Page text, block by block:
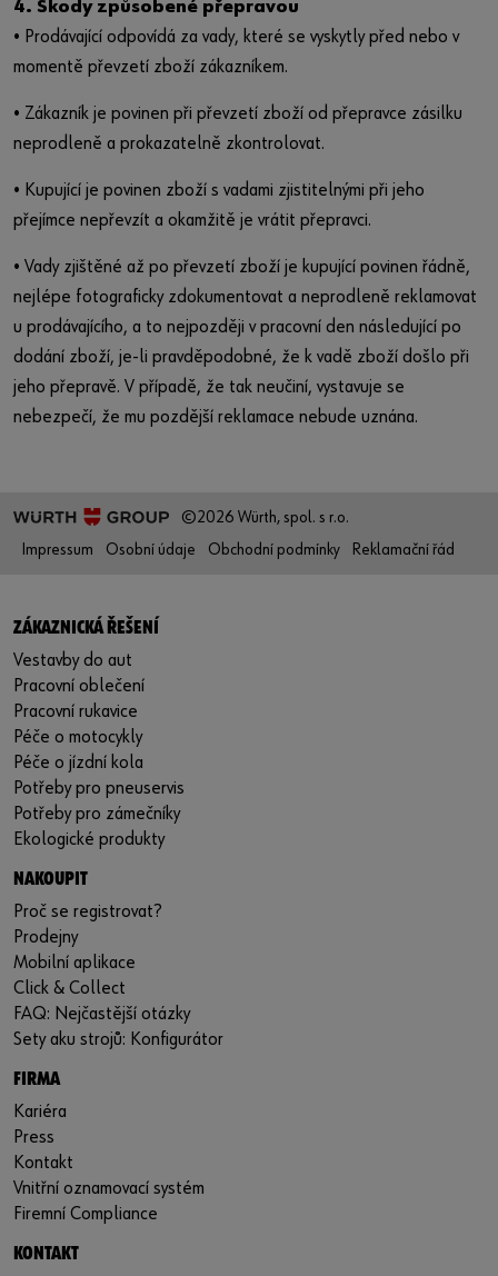
4. Škody způsobené přepravou
• Prodávající odpovídá za vady, které se vyskytly před nebo v
momentě převzetí zboží zákazníkem.
• Zákazník je povinen při převzetí zboží od přepravce zásilku
neprodleně a prokazatelně zkontrolovat.
• Kupující je povinen zboží s vadami zjistitelnými při jeho
přejímce nepřevzít a okamžitě je vrátit přepravci.
• Vady zjištěné až po převzetí zboží je kupující povinen řádně,
nejlépe fotograficky zdokumentovat a neprodleně reklamovat
u prodávajícího, a to nejpozději v pracovní den následující po
dodání zboží, je-li pravděpodobné, že k vadě zboží došlo při
jeho přepravě. V případě, že tak neučiní, vystavuje se
nebezpečí, že mu pozdější reklamace nebude uznána.
©2026 Würth, spol. s r.o.
Impressum
Osobní údaje Obchodní podmínky Reklamační řád
ZÁKAZNICKÁ ŘEŠENÍ
Vestavby do aut
Pracovní oblečení
Pracovní rukavice
Péče o motocykly
Péče o jízdní kola
Potřeby pro pneuservis
Potřeby pro zámečníky
Ekologické produkty
NAKOUPIT
Proč se registrovat?
Prodejny
Mobilní aplikace
Click & Collect
FAQ: Nejčastější otázky
Sety aku strojů: Konfigurátor
FIRMA
Kariéra
Press
Kontakt
Vnitřní oznamovací systém
Firemní Compliance
KONTAKT